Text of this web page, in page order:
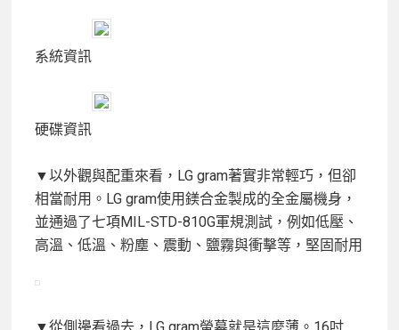
系統資訊
硬碟資訊
▼以外觀與配重來看，LG gram著實非常輕巧，但卻
相當耐用。LG gram使用鎂合金製成的全金屬機身，
並通過了七項MIL-STD-810G軍規測試，例如低壓、
高溫、低溫、粉塵、震動、鹽霧與衝擊等，堅固耐用